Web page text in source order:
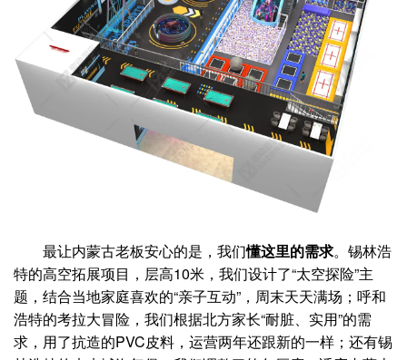
最让内蒙古老板安心的是，我们懂这里的需求。锡林浩
特的高空拓展项目，层高10米，我们设计了“太空探险”主
题，结合当地家庭喜欢的“亲子互动”，周末天天满场；呼和
浩特的考拉大冒险，我们根据北方家长“耐脏、实用”的需
求，用了抗造的PVC皮料，运营两年还跟新的一样；还有锡